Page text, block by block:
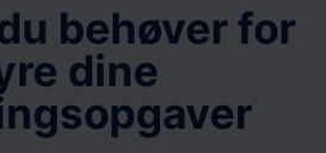
behøver for
dine